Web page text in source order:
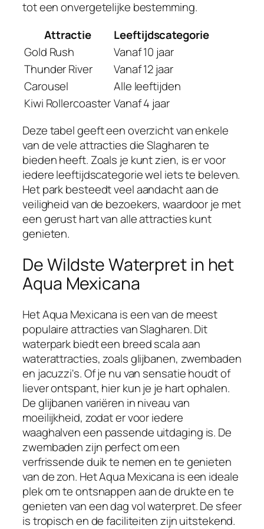
tot een onvergetelijke bestemming.
Attractie
Leeftijdscategorie
Gold Rush
Vanaf 10 jaar
Thunder River
Vanaf 12 jaar
Carousel
Alle leeftijden
Kiwi RollercoasterVanaf 4 jaar
Deze tabel geeft een overzicht van enkele
van de vele attracties die Slagharen te
bieden heeft. Zoals je kunt zien, is er voor
iedere leeftijdscategorie wel iets te beleven.
Het park besteedt veel aandacht aan de
veiligheid van de bezoekers, waardoor je met
een gerust hart van alle attracties kunt
genieten.
De Wildste Waterpret in het
Aqua Mexicana
Het Aqua Mexicana is een van de meest
populaire attracties van Slagharen. Dit
waterpark biedt een breed scala aan
waterattracties, zoals glijbanen, zwembaden
en jacuzzi's. Of je nu van sensatie houdt of
liever ontspant, hier kun je je hart ophalen.
De glijbanen variëren in niveau van
moeilijkheid, zodat er voor iedere
waaghalven een passende uitdaging is. De
zwembaden zijn perfect om een
verfrissende duik te nemen en te genieten
van de zon. Het Aqua Mexicana is een ideale
plek om te ontsnappen aan de drukte en te
genieten van een dag vol waterpret. De sfeer
is tropisch en de faciliteiten zijn uitstekend.